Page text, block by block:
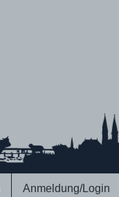
Anmeldung/Login